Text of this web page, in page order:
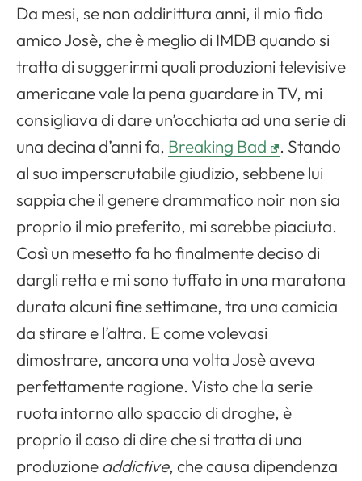
Da mesi, se non addirittura anni, il mio fido
amico Josè, che è meglio di IMDB quando si
tratta di suggerirmi quali produzioni televisive
americane vale la pena guardare in TV, mi
consigliava di dare un’occhiata ad una serie di
una decina d’anni fa, Breaking Bad
. Stando
al suo imperscrutabile giudizio, sebbene lui
sappia che il genere drammatico noir non sia
proprio il mio preferito, mi sarebbe piaciuta.
Così un mesetto fa ho finalmente deciso di
dargli retta e mi sono tuffato in una maratona
durata alcuni fine settimane, tra una camicia
da stirare e l’altra. E come volevasi
dimostrare, ancora una volta Josè aveva
perfettamente ragione. Visto che la serie
ruota intorno allo spaccio di droghe, è
proprio il caso di dire che si tratta di una
produzione addictive, che causa dipendenza